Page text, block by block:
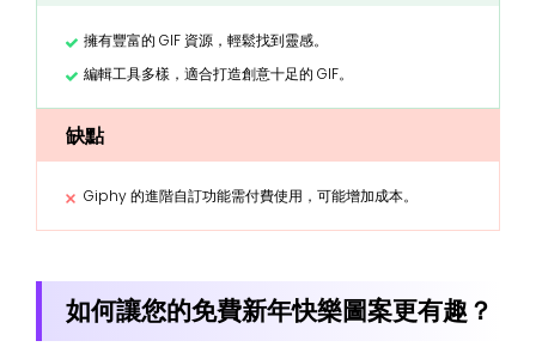
擁有豐富的 GIF 資源，輕鬆找到靈感。
編輯工具多樣，適合打造創意十足的 GIF。
缺點
Giphy 的進階自訂功能需付費使用，可能增加成本。
如何讓您的免費新年快樂圖案更有趣？